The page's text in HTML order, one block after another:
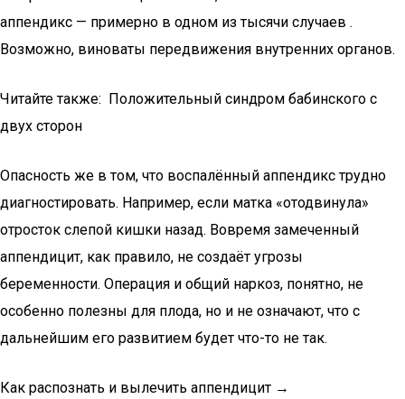
аппендикс — примерно в одном из тысячи случаев .
Возможно, виноваты передвижения внутренних органов.
Читайте также: Положительный синдром бабинского с
двух сторон
Опасность же в том, что воспалённый аппендикс трудно
диагностировать. Например, если матка «отодвинула»
отросток слепой кишки назад. Вовремя замеченный
аппендицит, как правило, не создаёт угрозы
беременности. Операция и общий наркоз, понятно, не
особенно полезны для плода, но и не означают, что с
дальнейшим его развитием будет что-то не так.
Как распознать и вылечить аппендицит →